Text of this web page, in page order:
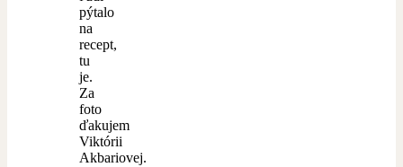
pýtalo
na
recept,
tu
je.
Za
foto
ďakujem
Viktórii
Akbariovej.